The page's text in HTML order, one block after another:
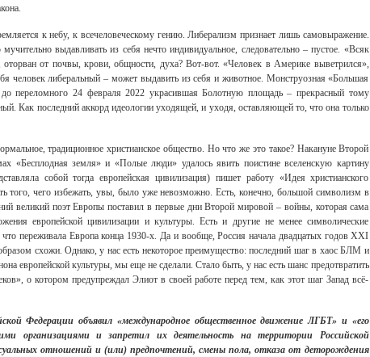
к небу, к всечеловеческому гению. Либерализм признает лишь самовыражение.
выдавливать из себя нечто индивидуальное, следовательно – пустое. «Всяк
от почвы, крови, общности, духа? Вот-вот. «Человек в Америке выветрился»,
человек либеральный – может выдавить из себя и животное. Монструозная «Большая
переломного 24 февраля 2022 украсившая Болотную площадь – прекрасный тому
Как последний аккорд идеологии уходящей, и уходя, оставляющей то, что она только
традиционное христианское общество. Но что же это такое? Накануне Второй
«Бесплодная земля» и «Полые люди» удалось явить поистине вселенскую картину
собой тогда европейская цивилизация) пишет работу «Идея христианского
того, чего избежать, увы, было уже невозможно. Есть, конечно, большой символизм в
великий поэт Европы поставил в первые дни Второй мировой – войны, которая сама
европейской цивилизации и культуры. Есть и другие не менее символические
переживала Европа конца 1930-х. Да и вообще, Россия начала двадцатых годов ХХI
схожи. Однако, у нас есть некоторое преимущество: последний шаг в хаос БЛМ и
европейской культуры, мы еще не сделали. Стало быть, у нас есть шанс предотвратить
о котором предупреждал Элиот в своей работе перед тем, как этот шаг Запад всё-
Федерации объявил «международное общественное движение ЛГБТ» и «его
организациями и запретил их деятельность на территории Российской
отношений и (или) предпочтений, смены пола, отказа от деторождения